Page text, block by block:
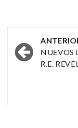
por
NUEVOS
R.E.